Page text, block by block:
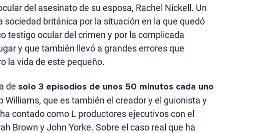
del asesinato de su esposa, Rachel Nickell. Un
sociedad británica por la situación en la que quedó
testigo ocular del crimen y por la complicada
y que también llevó a grandes errores que
la vida de este pequeño.
de solo 3 episodios de unos 50 minutos cada uno
Williams, que es también el creador y el guionista y
contado como L productores ejecutivos con el
Brown y John Yorke. Sobre el caso real que ha